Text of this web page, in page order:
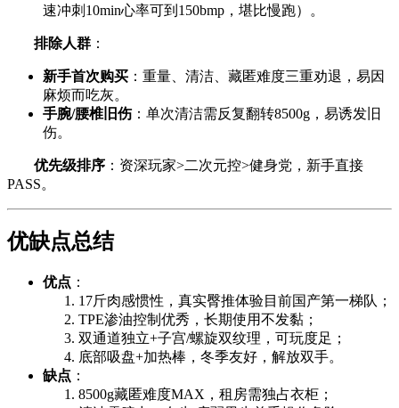
速冲刺10min心率可到150bmp，堪比慢跑）。
排除人群 ：
新手首次购买 ：重量、清洁、藏匿难度三重劝退，易因
麻烦而吃灰。
手腕/腰椎旧伤：单次清洁需反复翻转8500g，易诱发旧
伤。
优先级排序 ：资深玩家>二次元控>健身党，新手直接
PASS。
优缺点总结
优点 ：
17斤肉感惯性，真实臀推体验目前国产第一梯队；
TPE渗油控制优秀，长期使用不发黏；
双通道独立+子宫/螺旋双纹理，可玩度足；
底部吸盘+加热棒，冬季友好，解放双手。
缺点 ：
8500g藏匿难度MAX，租房需独占衣柜；